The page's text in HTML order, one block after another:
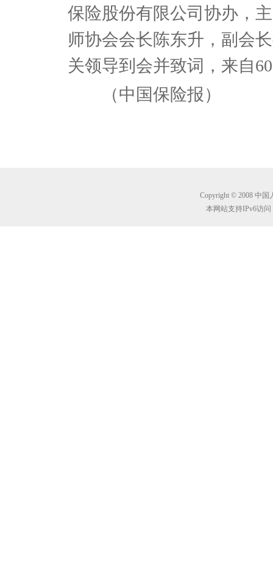
保险股份有限公司协办，
师协会会长陈东升，副会
关领导到会并致词，来自
（中国保险报）
Copyright © 2008 中国
本网站支持IPv6访